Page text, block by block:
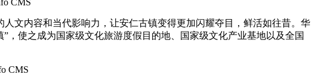
文内容和当代影响力，让安仁古镇变得更加闪耀夺目，鲜活如往昔。华
，使之成为国家级文化旅游度假目的地、国家级文化产业基地以及全国